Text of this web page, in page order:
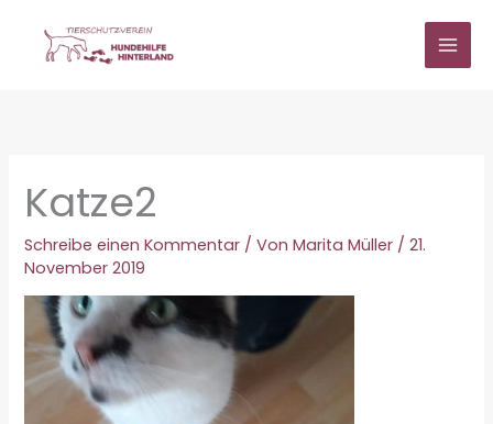
springen
Katze2
Schreibe einen Kommentar / VonMarita Müller /21.
November 2019